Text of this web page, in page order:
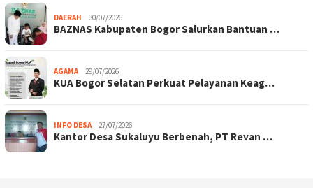
DAERAH 30/07/2026
BAZNAS Kabupaten Bogor Salurkan Bantuan …
AGAMA 29/07/2026
KUA Bogor Selatan Perkuat Pelayanan Keag…
INFO DESA 27/07/2026
Kantor Desa Sukaluyu Berbenah, PT Revan …